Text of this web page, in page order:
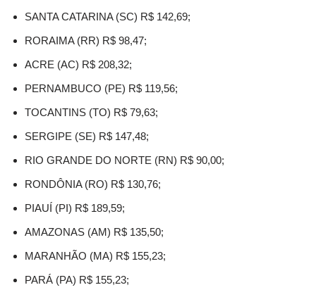
SANTA CATARINA (SC) R$ 142,69;
RORAIMA (RR) R$ 98,47;
ACRE (AC) R$ 208,32;
PERNAMBUCO (PE) R$ 119,56;
TOCANTINS (TO) R$ 79,63;
SERGIPE (SE) R$ 147,48;
RIO GRANDE DO NORTE (RN) R$ 90,00;
RONDÔNIA (RO) R$ 130,76;
PIAUÍ (PI) R$ 189,59;
AMAZONAS (AM) R$ 135,50;
MARANHÃO (MA) R$ 155,23;
PARÁ (PA) R$ 155,23;